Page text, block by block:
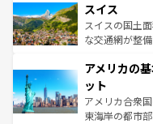
を参照してほ
は、お酒好きな人
ドイツ情報は
リアごとに異
ティー、ビー
戦など、本場
ンツ一覧を参
スイス
スイスの国土
な交通網が整
の建物がその
博物館もあり
ことができる
者向けの交通
アメリカの
ット
アメリカ合衆
東海岸の都市